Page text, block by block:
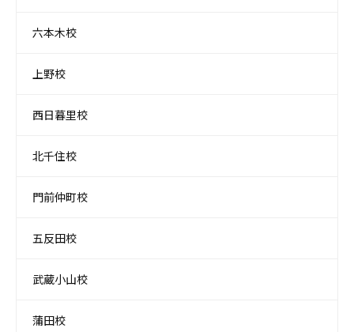
六本木校
上野校
西日暮里校
北千住校
門前仲町校
五反田校
武蔵小山校
蒲田校